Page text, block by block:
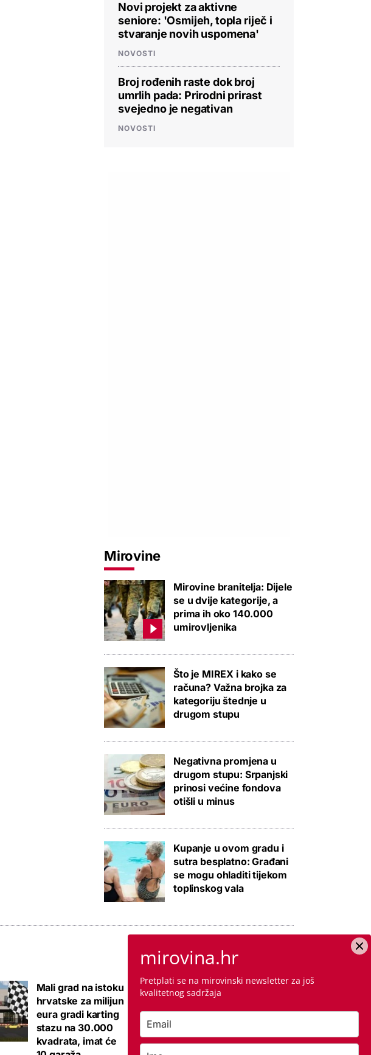
Novi projekt za aktivne
seniore: 'Osmijeh, topla riječ i
stvaranje novih uspomena'
NOVOSTI
Broj rođenih raste dok broj
umrlih pada: Prirodni prirast
svejedno je negativan
NOVOSTI
Mirovine
Mirovine branitelja: Dijele
se u dvije kategorije, a
prima ih oko 140.000
umirovljenika
Što je MIREX i kako se
računa? Važna brojka za
kategoriju štednje u
drugom stupu
Negativna promjena u
drugom stupu: Srpanjski
prinosi većine fondova
otišli u minus
Kupanje u ovom gradu i
sutra besplatno: Građani
se mogu ohladiti tijekom
toplinskog vala
Mali grad na istoku
hrvatske za milijun
eura gradi karting
stazu na 30.000
kvadrata, imat će
Galerija: Sanacija
olimpijskog bazena
iz 1972., samo
zaštita 300 tisuća
mirovina.hr
Pretplati se na mirovinski newsletter za još
kvalitetnog sadržaja